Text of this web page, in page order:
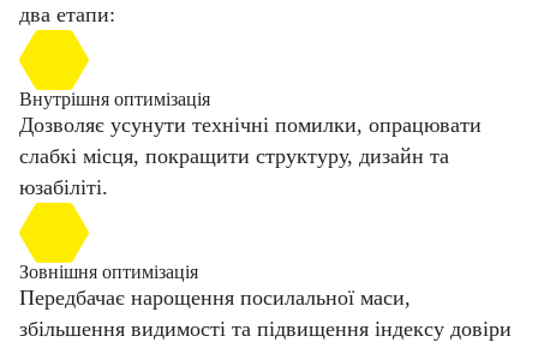
два етапи:
Внутрішня оптимізація
Дозволяє усунути технічні помилки, опрацювати
слабкі місця, покращити структуру, дизайн та
юзабіліті.
Зовнішня оптимізація
Передбачає нарощення посилальної маси,
збільшення видимості та підвищення індексу довіри